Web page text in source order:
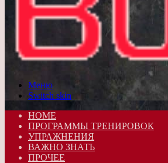
Меню
Switch skin
HOME
ПРОГРАММЫ ТРЕНИРОВОК
УПРАЖНЕНИЯ
ВАЖНО ЗНАТЬ
ПРОЧЕЕ